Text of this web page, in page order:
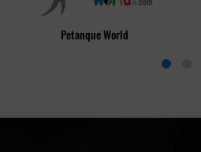
Petanque World